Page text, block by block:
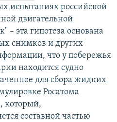
испытаниях российской
двигательной
– эта гипотеза основана
снимков и других
что у побережья
находится судно
для сбора жидких
Росатома
который,
составной частью